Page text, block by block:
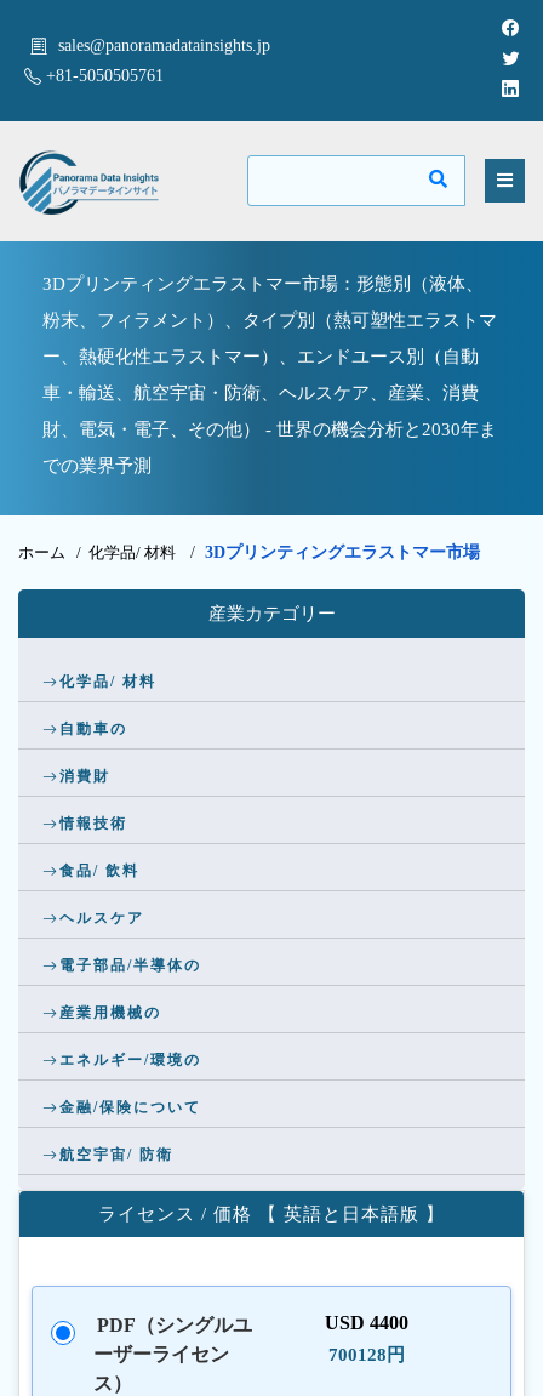
sales@panoramadatainsights.jp
+81-5050505761
3Dプリンティングエラストマー市場：形態別（液体、
粉末、フィラメント）、タイプ別（熱可塑性エラストマ
ー、熱硬化性エラストマー）、エンドユース別（自動
車・輸送、航空宇宙・防衛、ヘルスケア、産業、消費
財、電気・電子、その他） - 世界の機会分析と2030年ま
での業界予測
ホーム / 化学品/ 材料 / 3Dプリンティングエラストマー市場
産業カテゴリー
化学品/ 材料
自動車の
消費財
情報技術
食品/ 飲料
ヘルスケア
電子部品/半導体の
産業用機械の
エネルギー/環境の
金融/保険について
航空宇宙/ 防衛
ライセンス / 価格 【 英語と日本語版 】
PDF（シングルユ
ーザーライセン
ス）
USD 4400
700128円